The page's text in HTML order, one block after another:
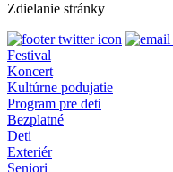
Zdielanie stránky
Festival
Koncert
Kultúrne podujatie
Program pre deti
Bezplatné
Deti
Exteriér
Seniori